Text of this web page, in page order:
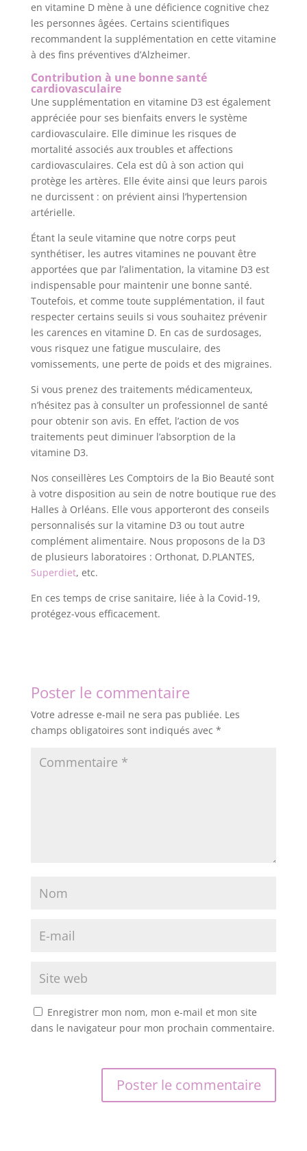
en vitamine D mène à une déficience cognitive chez
les personnes âgées. Certains scientifiques
recommandent la supplémentation en cette vitamine
à des fins préventives d’Alzheimer.
Contribution à une bonne santé
cardiovasculaire
Une supplémentation en vitamine D3 est également
appréciée pour ses bienfaits envers le système
cardiovasculaire. Elle diminue les risques de
mortalité associés aux troubles et affections
cardiovasculaires. Cela est dû à son action qui
protège les artères. Elle évite ainsi que leurs parois
ne durcissent : on prévient ainsi l’hypertension
artérielle.
Étant la seule vitamine que notre corps peut
synthétiser, les autres vitamines ne pouvant être
apportées que par l’alimentation, la vitamine D3 est
indispensable pour maintenir une bonne santé.
Toutefois, et comme toute supplémentation, il faut
respecter certains seuils si vous souhaitez prévenir
les carences en vitamine D. En cas de surdosages,
vous risquez une fatigue musculaire, des
vomissements, une perte de poids et des migraines.
Si vous prenez des traitements médicamenteux,
n’hésitez pas à consulter un professionnel de santé
pour obtenir son avis. En effet, l’action de vos
traitements peut diminuer l’absorption de la
vitamine D3.
Nos conseillères Les Comptoirs de la Bio Beauté sont
à votre disposition au sein de notre boutique rue des
Halles à Orléans. Elle vous apporteront des conseils
personnalisés sur la vitamine D3 ou tout autre
complément alimentaire. Nous proposons de la D3
de plusieurs laboratoires : Orthonat, D.PLANTES,
Superdiet, etc.
En ces temps de crise sanitaire, liée à la Covid-19,
protégez-vous efficacement.
Poster le commentaire
Votre adresse e-mail ne sera pas publiée. Les
champs obligatoires sont indiqués avec *
Enregistrer mon nom, mon e-mail et mon site
dans le navigateur pour mon prochain commentaire.